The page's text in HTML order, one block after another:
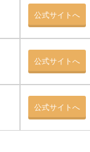
公式サイトへ
公式サイトへ
公式サイトへ